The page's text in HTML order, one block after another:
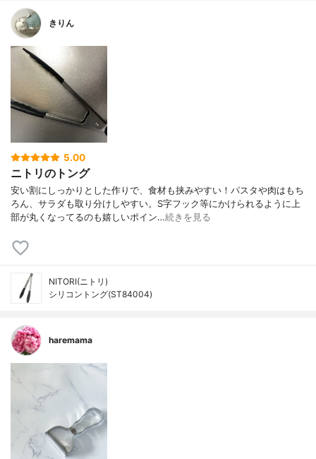
きりん
5.00
ニトリのトング
安い割にしっかりとした作りで、食材も挟みやすい！パスタや肉はもち
ろん、サラダも取り分けしやすい。S字フック等にかけられるように上
部が丸くなってるのも嬉しいポイン…続きを見る
NITORI(ニトリ)
シリコントング(ST84004)
haremama